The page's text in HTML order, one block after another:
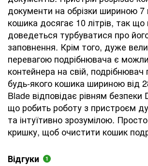
документи на обрізки шириною
кошика досягає 10 літрів, так
доведеться турбуватися про
заповнення. Крім того, дуже
перевагою подрібнювача є
контейнера на свій, подрібнювач
будь-якого кошика шириною від
Blade відповідає рівням безпеки
що робить роботу з пристроєм
та інтуїтивно зрозумілою. Просто
кришку, щоб очистити кошик
Відгуки 1